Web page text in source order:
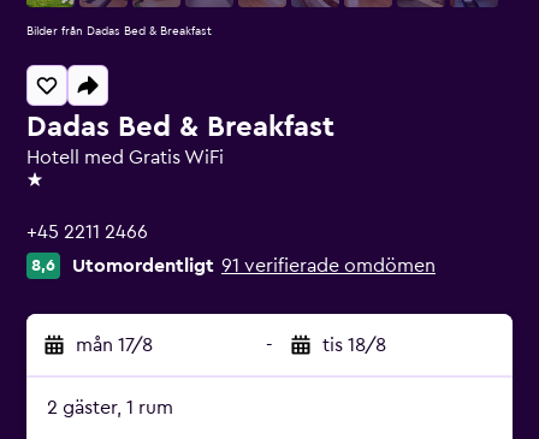
Dadas Bed & Breakfast
Hotell med Gratis WiFi
1 stjärna
+45 2211 2466
8,6 Utomordentligt 91 verifierade omdömen
mån 17/8 - tis 18/8
2 gäster, 1 rum
Bilder från Dadas Bed & Breakfast